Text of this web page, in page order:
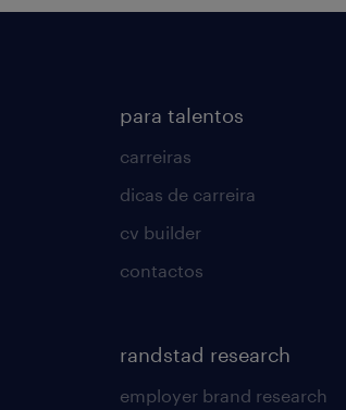
para talentos
carreiras
dicas de carreira
cv builder
contactos
randstad research
employer brand research